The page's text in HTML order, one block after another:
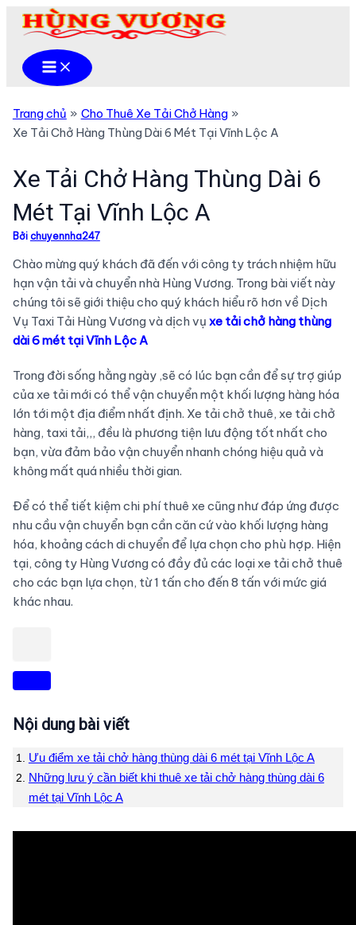
Nhảy
dung
Main
Menu
Trang chủ
Cho Thuê Xe Tải Chở Hàng
Xe Tải Chở Hàng Thùng Dài 6 Mét Tại Vĩnh Lộc A
Xe Tải Chở Hàng Thùng Dài 6
Mét Tại Vĩnh Lộc A
Bởi chuyennha247
Chào mừng quý khách đã đến với công ty trách nhiệm hữu
hạn vận tải và chuyển nhà Hùng Vương. Trong bài viết này
chúng tôi sẽ giới thiệu cho quý khách hiểu rõ hơn về Dịch
Vụ Taxi Tải Hùng Vương và dịch vụ xe tải chở hàng thùng
dài 6 mét tại Vĩnh Lộc A
Trong đời sống hằng ngày ,sẽ có lúc bạn cần để sự trợ giúp
của xe tải mới có thể vận chuyển một khối lượng hàng hóa
lớn tới một địa điểm nhất định. Xe tải chở thuê, xe tải chở
hàng, taxi tải,,, đều là phương tiện lưu động tốt nhất cho
bạn, vừa đảm bảo vận chuyển nhanh chóng hiệu quả và
không mất quá nhiều thời gian.
Để có thể tiết kiệm chi phí thuê xe cũng như đáp ứng được
nhu cầu vận chuyển bạn cần căn cứ vào khối lượng hàng
hóa, khoảng cách di chuyển để lựa chọn cho phù hợp. Hiện
tại, công ty Hùng Vương có đầy đủ các loại xe tải chở thuê
cho các bạn lựa chọn, từ 1 tấn cho đến 8 tấn với mức giá
khác nhau.
Nội dung bài viết
Ưu điểm xe tải chở hàng thùng dài 6 mét tại Vĩnh Lộc A
Những lưu ý cần biết khi thuê xe tải chở hàng thùng dài 6
mét tại Vĩnh Lộc A